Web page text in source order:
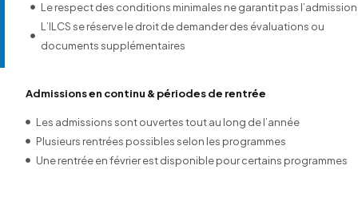
Le respect des conditions minimales ne garantit pas l’admission
L’ILCS se réserve le droit de demander des évaluations ou
documents supplémentaires
Admissions en continu & périodes de rentrée
Les admissions sont ouvertes tout au long de l’année
Plusieurs rentrées possibles selon les programmes
Une rentrée en février est disponible pour certains programmes